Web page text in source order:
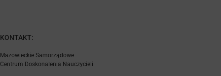
KONTAKT:
Mazowieckie Samorządowe
Centrum Doskonalenia Nauczycieli